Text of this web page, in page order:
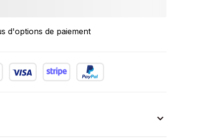
d'options de paiement